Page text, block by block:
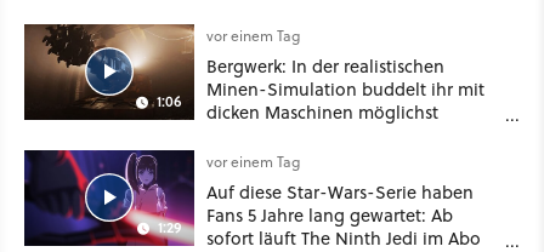
1:06
vor einem Tag
Bergwerk: In der realistischen
Minen-Simulation buddelt ihr mit
dicken Maschinen möglichst
1:29
vor einem Tag
Auf diese Star-Wars-Serie haben
Fans 5 Jahre lang gewartet: Ab
sofort läuft The Ninth Jedi im Abo